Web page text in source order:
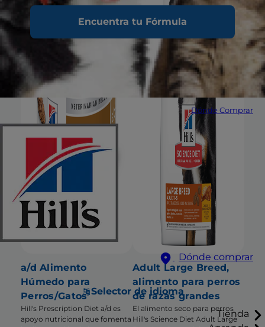
Encuentra tu Fórmula
Dónde Comprar
Dónde comprar
Selector de idioma
Tienda
a/d Alimento
Húmedo para
Perros/Gatos
Hill's Prescription Diet a/d es
apoyo nutricional que fomenta
Adult Large Breed,
alimento para perros
de razas grandes
El alimento seco para perros
Hill's Science Diet Adult Large